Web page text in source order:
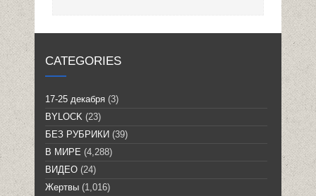
CATEGORIES
17-25 декабря (3)
BYLOCK (23)
БЕЗ РУБРИКИ (39)
В МИРЕ (4,288)
ВИДЕО (24)
Жертвы (1,016)